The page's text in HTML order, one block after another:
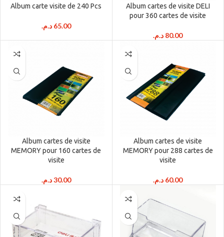
Album carte visite de 240 Pcs
65.00 د.م.
Album cartes de visite DELI
pour 360 cartes de visite
80.00 د.م.
Album cartes de visite
MEMORY pour 160 cartes de
visite
30.00د.م.
Album cartes de visite
MEMORY pour 288 cartes de
visite
60.00 د.م.